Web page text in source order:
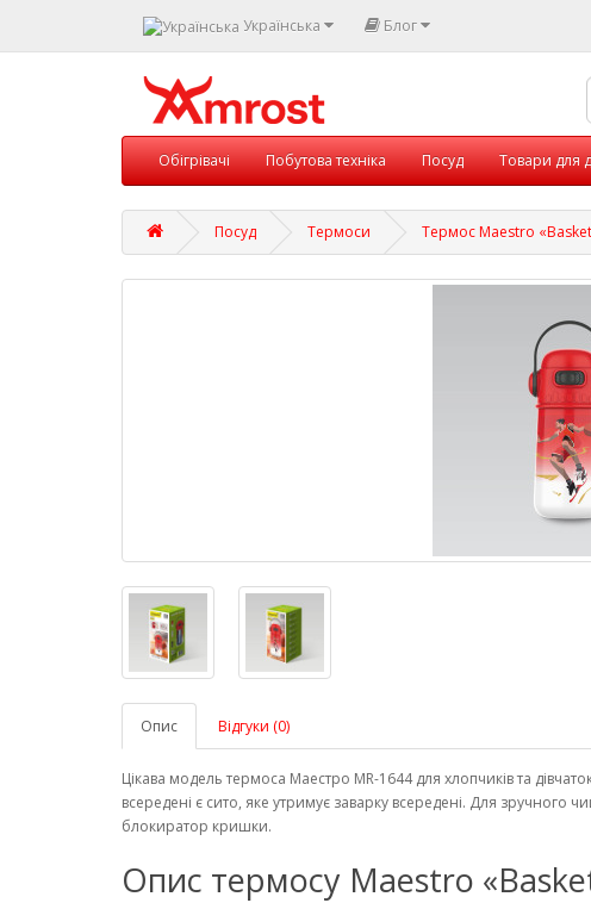
Українська Блог
Обігрівачі Побутова техніка Посуд Товари для
Посуд Термоси Термос Maestro
Опис Відгуки (0)
Цікава модель термоса Маестро MR-1644 для хлопчиків та
всередені є сито, яке утримує заварку всередені. Для зручного
блокиратор кришки.
Опис термосу Maestro